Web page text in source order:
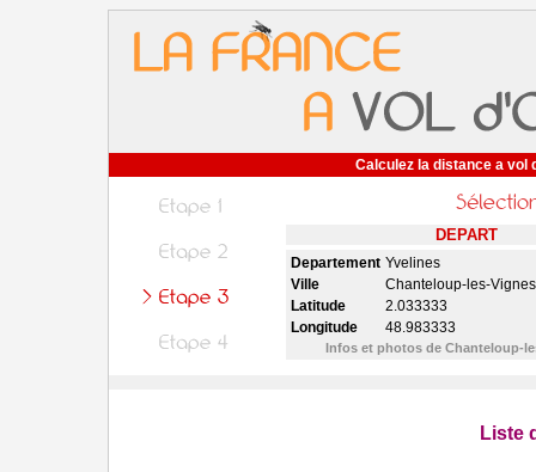
Calculez la distance a vol
DEPART
Departement Yvelines
Ville
Chanteloup-les-
Latitude
2.033333
Longitude
48.983333
Infos et photos de Chanteloup-
Liste